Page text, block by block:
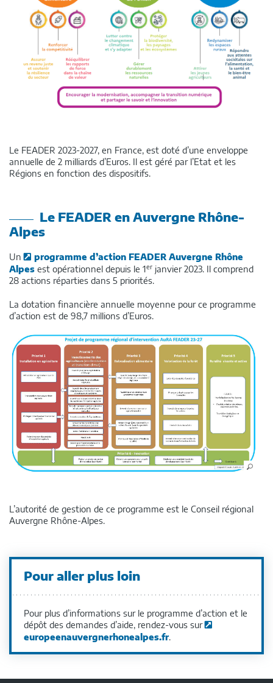
Le FEADER 2023-2027, en France, est doté d’une enveloppe
annuelle de 2 milliards d’Euros. Il est géré par l’Etat et les
Régions en fonction des dispositifs.
Le FEADER en Auvergne Rhône-
Alpes
Un
programme d’action FEADER Auvergne Rhône
Alpes est opérationnel depuis le 1 er janvier 2023. Il comprend
28 actions réparties dans 5 priorités.
La dotation financière annuelle moyenne pour ce programme
d’action est de 98,7 millions d’Euros.
L’autorité de gestion de ce programme est le Conseil régional
Auvergne Rhône-Alpes.
Pour aller plus loin
Pour plus d’informations sur le programme d’action et le
dépôt des demandes d’aide, rendez-vous sur
europeenauvergnerhonealpes.fr.